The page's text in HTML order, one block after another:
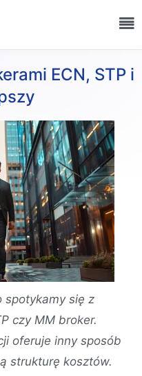
ECN, STP i
spotykamy się z
czy MM broker.
oferuje inny sposób
strukturę kosztów.